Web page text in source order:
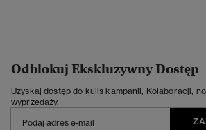
Odblokuj Ekskluzywny Dostęp
Uzyskaj dostęp do kulis kampanii, Kolaboracji,
wyprzedaży.